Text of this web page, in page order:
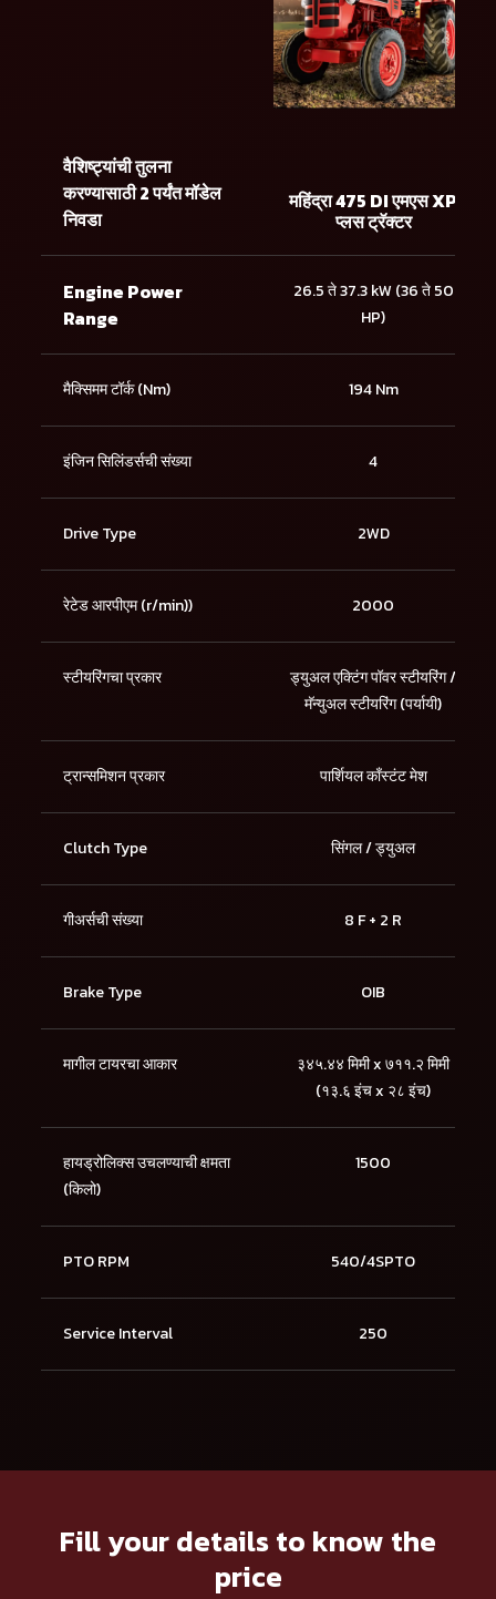
वैशिष्ट्यांची तुलना
करण्यासाठी 2 पर्यंत मॉडेल
निवडा
महिंद्रा 475 DI एमएस XP
प्लस ट्रॅक्टर
Engine Power
Range
26.5 ते 37.3 kW (36 ते 50
HP)
मैक्सिमम टॉर्क (Nm) 194 Nm
इंजिन सिलिंडर्सची संख्या 4
Drive Type 2WD
रेटेड आरपीएम (r/min)) 2000
स्टीयरिंगचा प्रकार
ड्युअल एक्टिंग पॉवर स्टीयरिंग /
मॅन्युअल स्टीयरिंग (पर्यायी)
ट्रान्समिशन प्रकार पार्शियल काँस्टंट मेश
Clutch Type सिंगल / ड्युअल
गीअर्सची संख्या 8 F + 2 R
Brake Type OIB
मागील टायरचा आकार
३४५.४४ मिमी x ७११.२ मिमी
(१३.६ इंच x २८ इंच)
हायड्रोलिक्स उचलण्याची क्षमता
(किलो)
1500
PTO RPM 540/4SPTO
Service Interval 250
Fill your details to know the
price